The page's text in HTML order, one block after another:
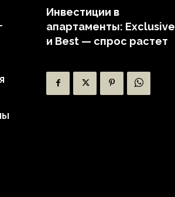
Инвестиции в
апартаменты: Exclusive
и Best — спрос растет